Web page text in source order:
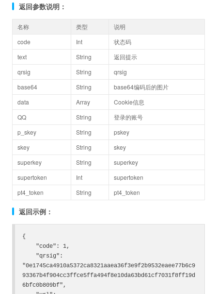
返回参数说明：
名称 类型
说明
code
Int
状态码
text
String
返回提示
qrsig
String
qrsig
base64
String
base64编码后的图片
data
Array
Cookie信息
QQ
String
登录的账号
p_skey
String
pskey
skey
String
skey
superkey
String
superkey
supertoken
Int
supertoken
pt4_token
String pt4_token
返回示例：
{
"0e1745ca4910a5372ca8321aaea36f3e9f2b9532eaee77b6c9
93367b4f904cc3ffce5ffa494f8e10da63bd61cf7031f8ff19d
6bfc0b809bf",